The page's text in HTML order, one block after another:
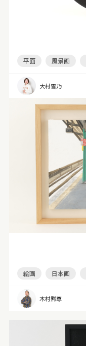
平面 風景画
大村雪乃
絵画 日本画
木村黙尊